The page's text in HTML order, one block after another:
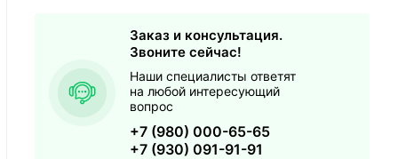
Заказ и консультация.
Звоните сейчас!
Наши специалисты ответят
на любой интересующий
вопрос
+7 (980) 000-65-65
+7 (930) 091-91-91